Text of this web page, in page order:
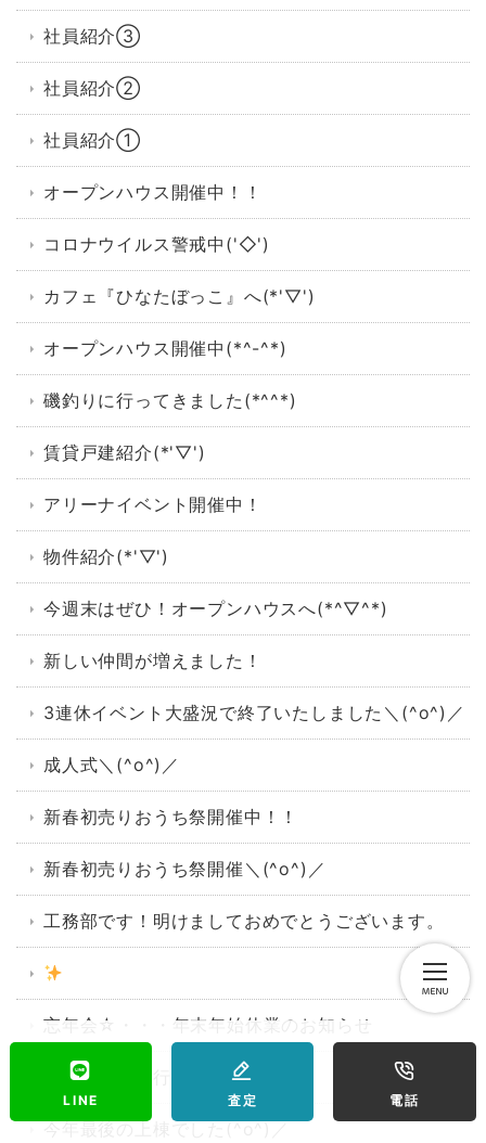
社員紹介③
社員紹介②
社員紹介①
オープンハウス開催中！！
コロナウイルス警戒中('◇')ゞ
カフェ『ひなたぼっこ』へ(*'▽')
オープンハウス開催中(*^-^*)
磯釣りに行ってきました(*^^*)
賃貸戸建紹介(*'▽')
アリーナイベント開催中！
物件紹介(*'▽')
今週末はぜひ！オープンハウスへ(*^▽^*)
新しい仲間が増えました！
3連休イベント大盛況で終了いたしました＼(^o^)／
成人式＼(^o^)／
新春初売りおうち祭開催中！！
新春初売りおうち祭開催＼(^o^)／
工務部です！明けましておめでとうございます。
忘年会☆・・・年末年始休業のお知らせ
社内大掃除を行いました！
LINE 査定 電話